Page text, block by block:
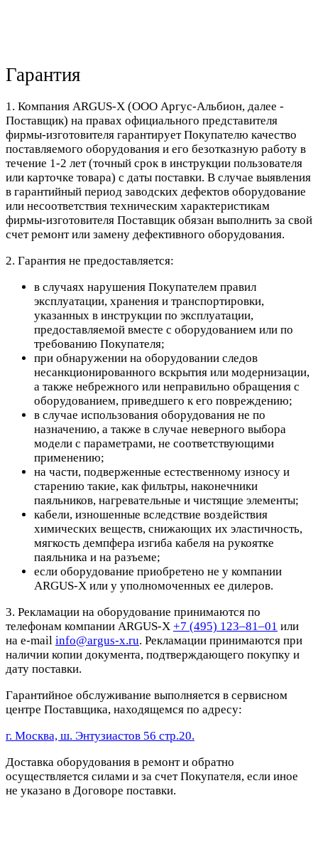
Гарантия
1. Компания ARGUS-X (ООО Аргус-Альбион, далее -
Поставщик) на правах официального представителя
фирмы-изготовителя гарантирует Покупателю качество
поставляемого оборудования и его безотказную работу в
течение 1-2 лет (точный срок в инструкции пользователя
или карточке товара) с даты поставки. В случае выявления
в гарантийный период заводских дефектов оборудование
или несоответствия техническим характеристикам
фирмы-изготовителя Поставщик обязан выполнить за свой
счет ремонт или замену дефективного оборудования.
2. Гарантия не предоставляется:
в случаях нарушения Покупателем правил
эксплуатации, хранения и транспортировки,
указанных в инструкции по эксплуатации,
предоставляемой вместе с оборудованием или по
требованию Покупателя;
при обнаружении на оборудовании следов
несанкционированного вскрытия или модернизации,
а также небрежного или неправильно обращения с
оборудованием, приведшего к его повреждению;
в случае использования оборудования не по
назначению, а также в случае неверного выбора
модели с параметрами, не соответствующими
применению;
на части, подверженные естественному износу и
старению такие, как фильтры, наконечники
паяльников, нагревательные и чистящие элементы;
кабели, изношенные вследствие воздействия
химических веществ, снижающих их эластичность,
мягкость демпфера изгиба кабеля на рукоятке
паяльника и на разъеме;
если оборудование приобретено не у компании
ARGUS-X или у уполномоченных ее дилеров.
3. Рекламации на оборудование принимаются по
телефонам компании ARGUS-X +7 (495) 123–81–01 или
на e-mail info@argus-x.ru. Рекламации принимаются при
наличии копии документа, подтверждающего покупку и
дату поставки.
Гарантийное обслуживание выполняется в сервисном
центре Поставщика, находящемся по адресу:
г. Москва, ш. Энтузиастов 56 стр.20.
Доставка оборудования в ремонт и обратно
осуществляется силами и за счет Покупателя, если иное
не указано в Договоре поставки.